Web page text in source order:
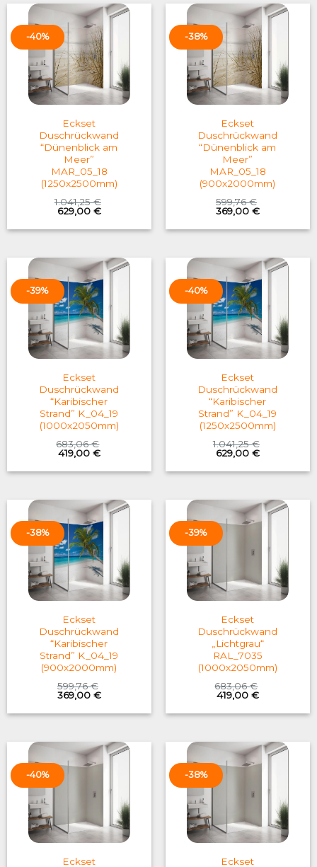
-40%
Eckset
Duschrückwand
“Dünenblick am
Meer”
MAR_05_18
(1250x2500mm)
1.041,25€
Original
price
was:
629,00 €Current
is:
-38%
Eckset
Duschrückwand
“Dünenblick am
Meer”
MAR_05_18
(900x2000mm)
599,76€
Original
price
was:
369,00 €Current
is:
-39%
Eckset
Duschrückwand
“Karibischer
Strand” K_04_19
(1000x2050mm)
683,06€
Original
price
was:
419,00 €Current
is:
-40%
Eckset
Duschrückwand
“Karibischer
Strand” K_04_19
(1250x2500mm)
1.041,25€
Original
price
was:
629,00 €Current
is:
-38%
Eckset
Duschrückwand
“Karibischer
Strand” K_04_19
(900x2000mm)
599,76€
Original
price
was:
369,00 €Current
is:
-39%
Eckset
Duschrückwand
„Lichtgrau“
RAL_7035
(1000x2050mm)
683,06€
Original
price
was:
419,00 €Current
is:
-40%
Eckset
-38%
Eckset